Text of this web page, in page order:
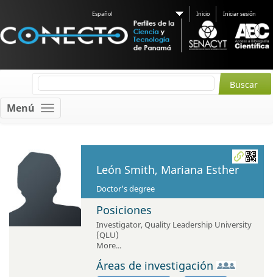
Español Inicio Iniciar sesión
Menú
León Smith, Mariana Esther
Doctor's degree
Posiciones
Investigator,Quality Leadership University
(QLU)
More...
Áreas de investigación